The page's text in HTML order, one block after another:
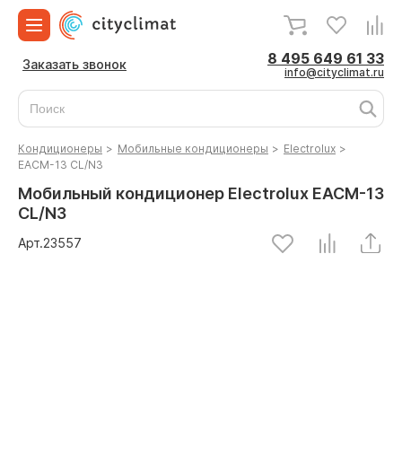
Заказать звонок 8 495 649 61 33
info@cityclimat.ru
Кондиционеры > Мобильные кондиционеры > Electrolux >
EACM-13 CL/N3
Мобильный кондиционер Electrolux EACM-13
CL/N3
Арт.23557